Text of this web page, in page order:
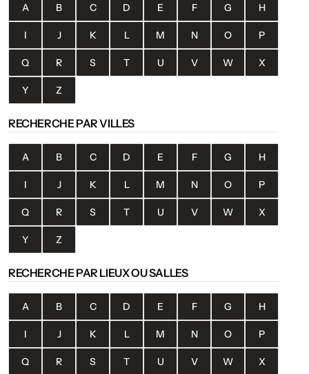
A B C D E F G H
I J K L M N O P
Q R S T U V W X
Y Z
RECHERCHE PAR VILLES
A B C D E F G H
I J K L M N O P
Q R S T U V W X
Y Z
RECHERCHE PAR LIEUX OU SALLES
A B C D E F G H
I J K L M N O P
Q R S T U V W X